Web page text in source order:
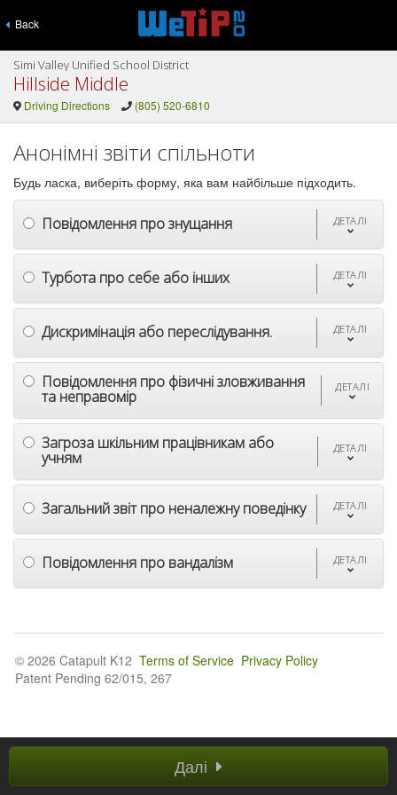
Back
Simi Valley Unified School District
Hillside Middle
Driving Directions (805) 520-6810
Анонімні звіти спільноти
Будь ласка, виберіть форму, яка вам найбільше підходить.
Повідомлення про знущання ДЕТАЛІ
Турбота про себе або інших ДЕТАЛІ
Дискримінація або переслідування. ДЕТАЛІ
Повідомлення про фізичні зловживання
та неправомір
ДЕТАЛІ
Загроза шкільним працівникам або
учням
ДЕТАЛІ
Загальний звіт про неналежну поведінку ДЕТАЛІ
Повідомлення про вандалізм ДЕТАЛІ
Далі
© 2026 Catapult K12 Terms of Service Privacy Policy
Patent Pending 62/015, 267